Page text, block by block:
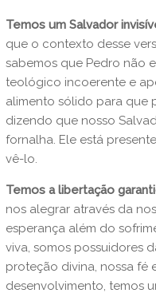
Temos um Salvador
que o contexto desse
sabemos que Pedro não
teológico incoerente e
alimento sólido para que
dizendo que nosso
fornalha. Ele está
vê-lo.
Temos a libertação
nos alegrar através da
esperança além do
viva, somos possuidores
proteção divina, nossa fé
desenvolvimento, temos